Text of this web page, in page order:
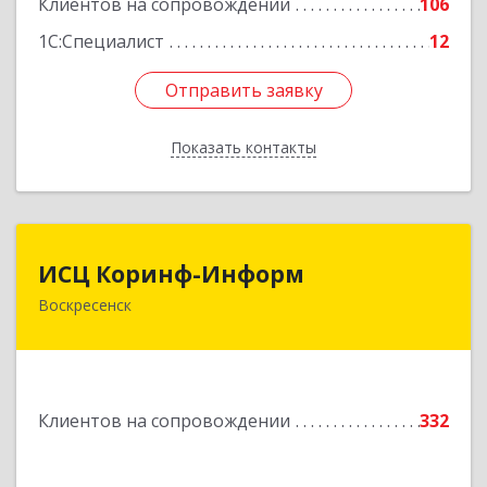
1С:Специалист
12
Отправить заявку
Показать контакты
Отправить заявку
Назад
ИСЦ Коринф-Информ
Воскресенск
Клиентов на сопровождении 332
ИСЦ Коринф-Информ
140200, Московская обл, Воскресенский р-н,
Подробнее